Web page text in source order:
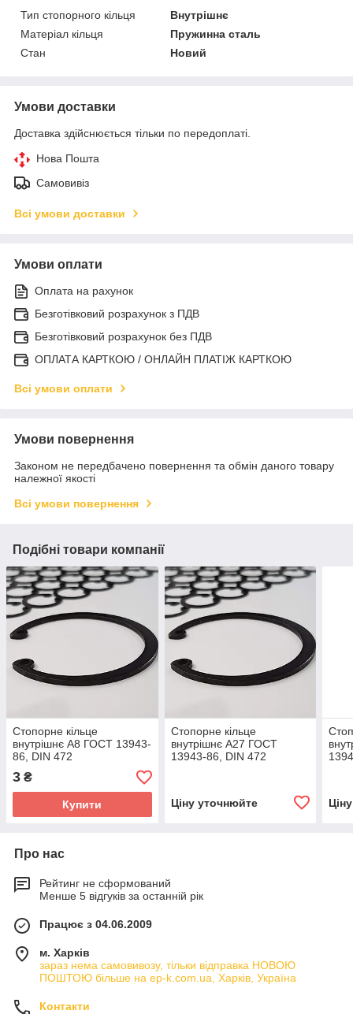
Тип стопорного кільця
Внутрішнє
Матеріал кільця
Пружинна сталь
Стан
Новий
Умови доставки
Доставка здійснюється тільки по передоплаті.
Нова Пошта
Самовивіз
Всі умови доставки
Умови оплати
Оплата на рахунок
Безготівковий розрахунок з ПДВ
Безготівковий розрахунок без ПДВ
ОПЛАТА КАРТКОЮ / ОНЛАЙН ПЛАТІЖ КАРТКОЮ
Всі умови оплати
Умови повернення
Законом не передбачено повернення та обмін даного товару
належної якості
Всі умови повернення
Подібні товари компанії
Стопорне кільце
внутрішнє А8 ГОСТ 13943-
86, DIN 472
3 ₴
Купити
Стопорне кільце
внутрішнє А27 ГОСТ
13943-86, DIN 472
Ціну уточнюйте
Про нас
Рейтинг не сформований
Менше 5 відгуків за останній рік
Працює з 04.06.2009
м. Харків
зараз нема самовивозу, тільки відправка НОВОЮ
ПОШТОЮ більше на ep-k.com.ua, Харків, Україна
Контакти